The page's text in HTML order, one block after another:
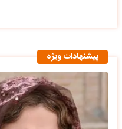
پیشنهادات ویژه